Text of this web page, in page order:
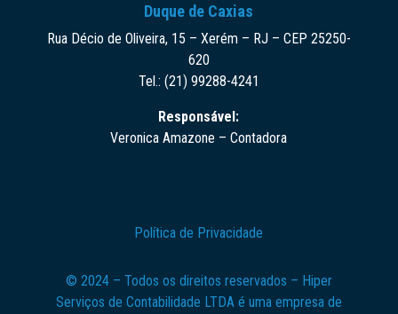
Duque de Caxias
Rua Décio de Oliveira, 15 – Xerém – RJ – CEP 25250-
620
Tel.: (21) 99288-4241
Responsável:
Veronica Amazone – Contadora
Política de Privacidade
© 2024 – Todos os direitos reservados – Hiper
Serviços de Contabilidade LTDA é uma empresa de